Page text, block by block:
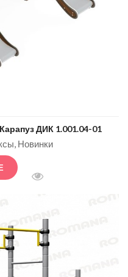
ДИК 1.001.04-01
Новинки